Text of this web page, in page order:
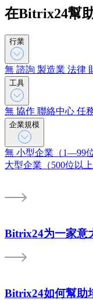
在Bitrix24幫
行業
無 諮詢 製造業 法律
工具
無 協作 聯絡中心 任
企業規模
無 小型企業（1—99
大型企業（500位以上
Bitrix24为一家意
Bitrix24如何幫助